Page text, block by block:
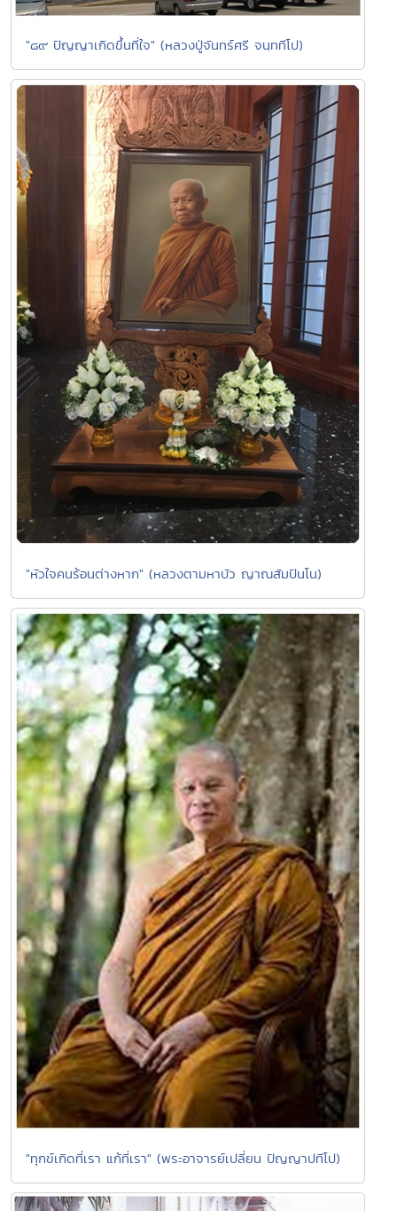
"๘๙ ปัญญาเกิดขึ้นที่ใจ" (หลวงปู่จันทร์ศรี จนฺททีโป)
"หัวใจคนร้อนต่างหาก" (หลวงตามหาบัว ญาณสัมปันโน)
"ทุกข์เกิดที่เรา แก้ที่เรา" (พระอาจารย์เปลี่ยน ปัญญาปทีโป)